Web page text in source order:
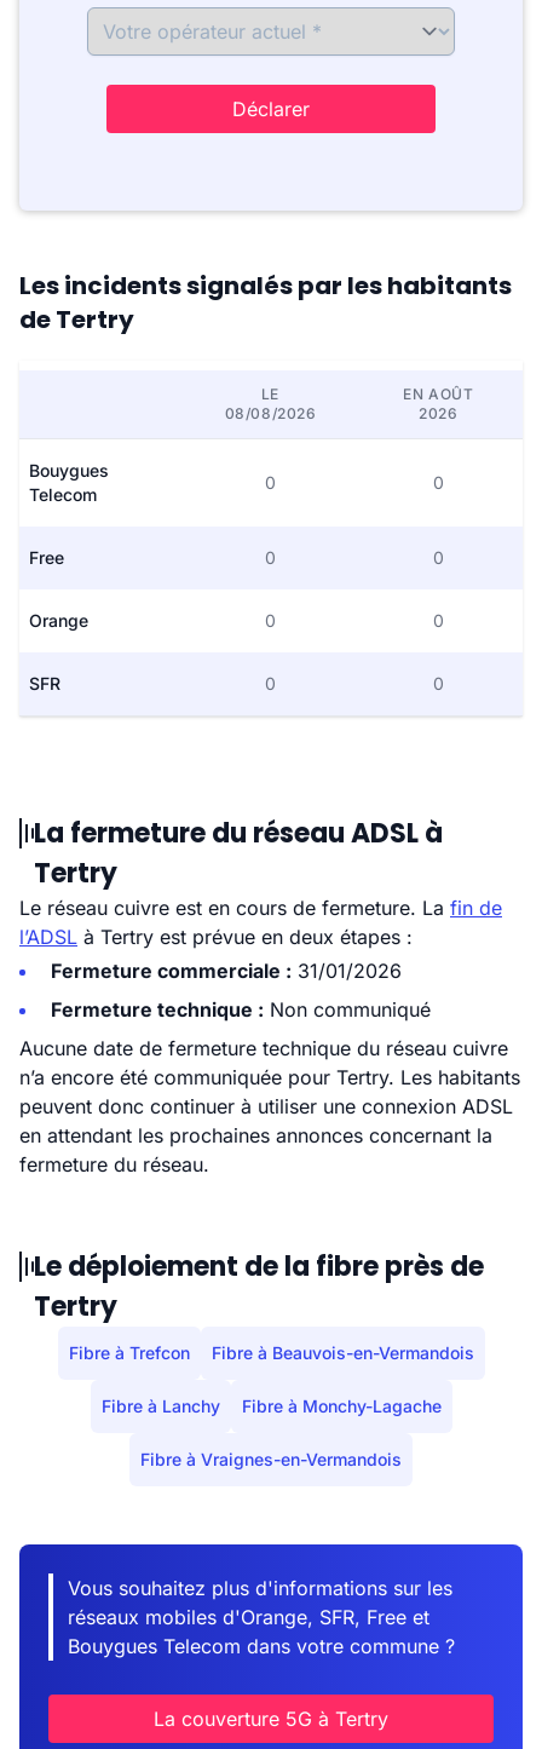
Déclarer
Les incidents signalés par les habitants
de Tertry
LE
08/08/2026
EN AOÛT
2026
Bouygues
Telecom
0 0
Free 0 0
Orange 0 0
SFR 0 0
La fermeture du réseau ADSL à
Tertry
Le réseau cuivre est en cours de fermeture. La fin de
l’ADSL à Tertry est prévue en deux étapes :
Fermeture commerciale : 31/01/2026
Fermeture technique : Non communiqué
Aucune date de fermeture technique du réseau cuivre
n’a encore été communiquée pour Tertry. Les habitants
peuvent donc continuer à utiliser une connexion ADSL
en attendant les prochaines annonces concernant la
fermeture du réseau.
Le déploiement de la fibre près de
Tertry
Fibre à Trefcon Fibre à Beauvois-en-Vermandois
Fibre à Lanchy Fibre à Monchy-Lagache
Fibre à Vraignes-en-Vermandois
Vous souhaitez plus d'informations sur les
réseaux mobiles d'Orange, SFR, Free et
Bouygues Telecom dans votre commune ?
La couverture 5G à Tertry